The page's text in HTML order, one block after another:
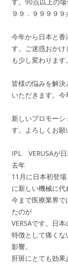
９９．９９９９９
今年から日本と香
す。ご迷惑おか
も少し変わります。
皆様の悩みを解
いただきます。今
新しいプロモー
す。よろしくお願
IPL VERUSAが日
去年
11月に日本初登
に新しい機械に代
今まで医療業界
たのが
VERSAです。日
特徴として痛く
影響。
肝斑にとても効果